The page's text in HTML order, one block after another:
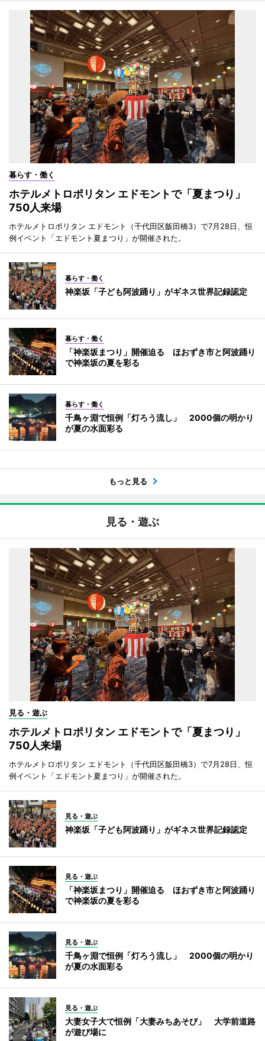
暮らす・働く
ホテルメトロポリタン エドモントで「夏まつり」
750人来場
ホテルメトロポリタン エドモント（千代田区飯田橋3）で7月28日、恒
例イベント「エドモント夏まつり」が開催された。
暮らす・働く
神楽坂「子ども阿波踊り」がギネス世界記録認定
暮らす・働く
「神楽坂まつり」開催迫る ほおずき市と阿波踊り
で神楽坂の夏を彩る
暮らす・働く
千鳥ヶ淵で恒例「灯ろう流し」 2000個の明かり
が夏の水面彩る
もっと見る
見る・遊ぶ
見る・遊ぶ
ホテルメトロポリタン エドモントで「夏まつり」
750人来場
ホテルメトロポリタン エドモント（千代田区飯田橋3）で7月28日、恒
例イベント「エドモント夏まつり」が開催された。
見る・遊ぶ
神楽坂「子ども阿波踊り」がギネス世界記録認定
見る・遊ぶ
「神楽坂まつり」開催迫る ほおずき市と阿波踊り
で神楽坂の夏を彩る
見る・遊ぶ
千鳥ヶ淵で恒例「灯ろう流し」 2000個の明かり
が夏の水面彩る
見る・遊ぶ
大妻女子大で恒例「大妻みちあそび」 大学前道路
が遊び場に